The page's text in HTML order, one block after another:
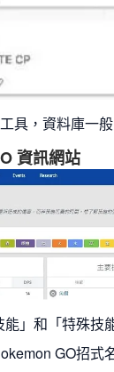
具，資料庫一
資訊網站
」和「特殊技
GO招式